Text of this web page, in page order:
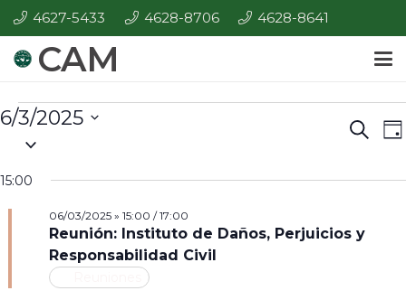
4627-5433 4628-8706 4628-8641
CAM
Eventos
for
06/03/2025
6/3/2025
Seleccionar
fecha.
15:00
Reunión: Instituto de Daños, Perjuicios y
Responsabilidad Civil
06/03/2025 » 15:00 /17:00